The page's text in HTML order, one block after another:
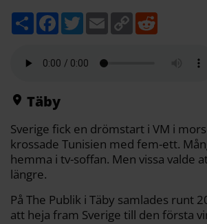
D
e
F
a
b
k
T
w
t
E
m
C
o
Täby
Sverige fick en drömstart i VM i
krossade Tunisien med fem-ett.
hemma i tv-soffan. Men vissa valde
längre.
På The Publik i Täby samlades runt
att heja fram Sverige till den första